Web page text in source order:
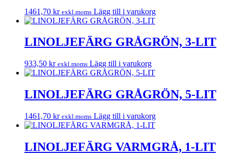
1461,70 kr exkl.moms Lägg till i varukorg
LINOLJEFÄRG GRÅGRÖN, 3-LIT
933,50 kr exkl.moms Lägg till i varukorg
LINOLJEFÄRG GRÅGRÖN, 5-LIT
1461,70 kr exkl.moms Lägg till i varukorg
LINOLJEFÄRG VARMGRÅ, 1-LIT